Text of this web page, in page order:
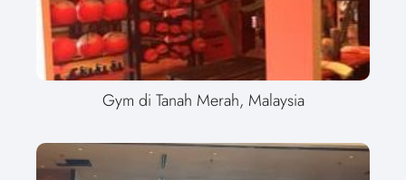
Gym di Tanah Merah, Malaysia